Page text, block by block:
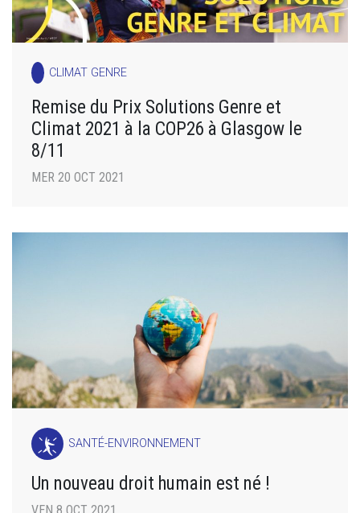
CLIMAT GENRE
Remise du Prix Solutions Genre et
Climat 2021 à la COP26 à Glasgow le
8/11
MER 20 OCT 2021
SANTÉ-ENVIRONNEMENT
Un nouveau droit humain est né !